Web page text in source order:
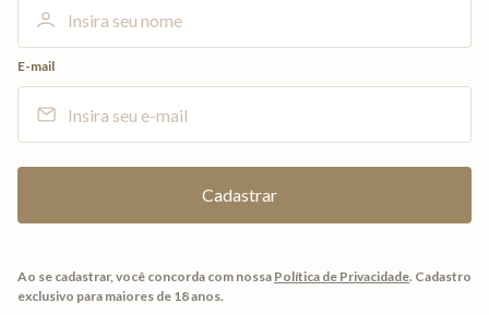
E-mail
Ao se cadastrar, você concorda com nossa Política de Privacidade. Cadastro
exclusivo para maiores de 18 anos.